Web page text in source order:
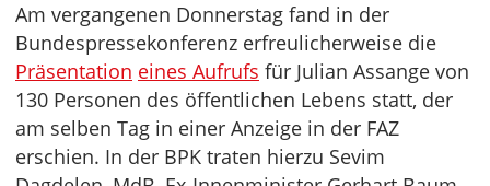
Am vergangenen Donnerstag fand in der
Bundespressekonferenz erfreulicherweise die
Präsentation eines Aufrufs für Julian Assange von
130 Personen des öffentlichen Lebens statt, der
am selben Tag in einer Anzeige in der FAZ
erschien. In der BPK traten hierzu Sevim